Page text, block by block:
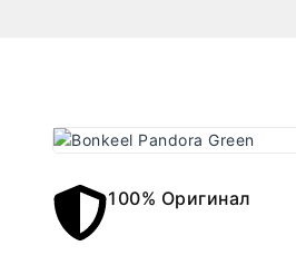
100% Оригинал